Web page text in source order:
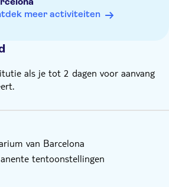
meer activiteiten
als je tot 2 dagen voor aanvang
van Barcelona
tentoonstellingen